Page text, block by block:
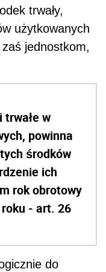
trwały,
użytkowanych
jednostkom,
w
powinna
środków
ich
rok obrotowy
- art. 26
do